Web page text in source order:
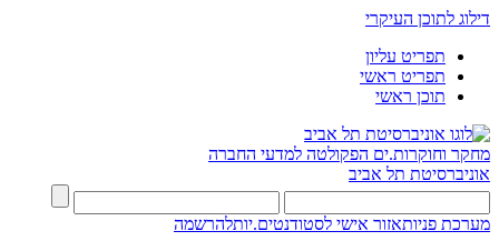
דילוג לתוכן העיקרי
תפריט עליון
תפריט ראשי
תוכן ראשי
מחקר וחוקרות.ים הפקולטה למדעי החברה
אוניברסיטת תל אביב
מערכת פניותאזור אישי לסטודנטים.יותלהרשמה